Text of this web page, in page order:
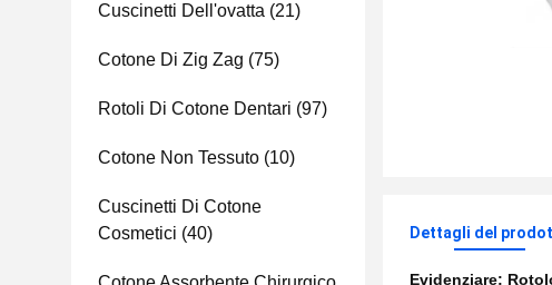
Cuscinetti Dell'ovatta (21)
Cotone Di Zig Zag (75)
Rotoli Di Cotone Dentari (97)
Cotone Non Tessuto (10)
Cuscinetti Di Cotone
Cosmetici (40) Dettagli del
Evidenziare: